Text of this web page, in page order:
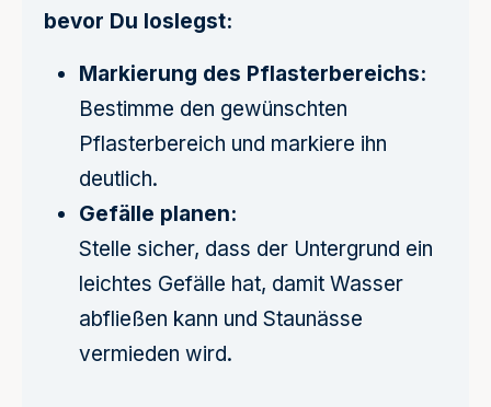
bevor Du loslegst:
Markierung des Pflasterbereichs:
Bestimme den gewünschten
Pflasterbereich und markiere ihn
deutlich.
Gefälle planen:
Stelle sicher, dass der Untergrund ein
leichtes Gefälle hat, damit Wasser
abfließen kann und Staunässe
vermieden wird.